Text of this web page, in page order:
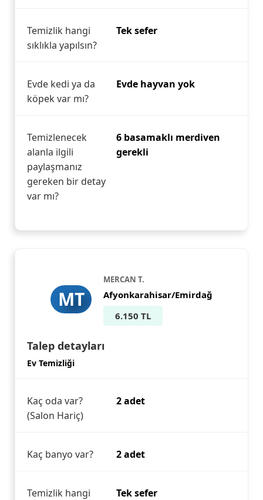
Temizlik hangi
sıklıkla yapılsın?
Tek sefer
Evde kedi ya da
köpek var mı?
Evde hayvan yok
Temizlenecek
alanla ilgili
paylaşmanız
gereken bir detay
var mı?
6 basamaklı merdiven
gerekli
MT
MERCAN T.
Afyonkarahisar/Emirdağ
6.150 TL
Talep detayları
Ev Temizliği
Kaç oda var?
(Salon Hariç)
2 adet
Kaç banyo var? 2 adet
Temizlik hangi
Tek sefer